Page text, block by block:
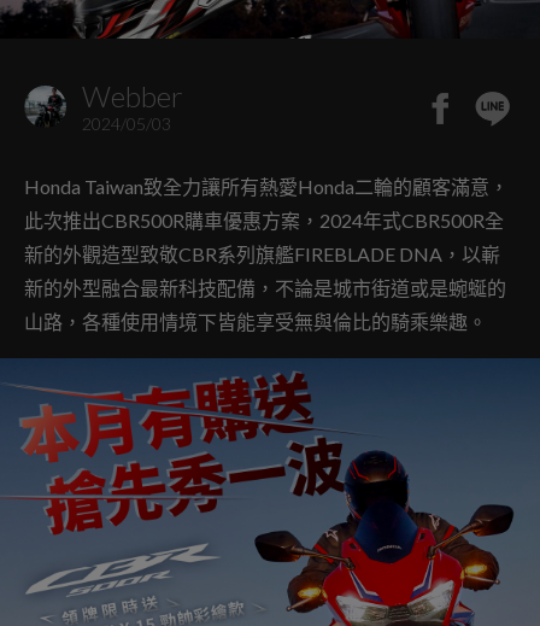
Webber
2024/05/03
Honda Taiwan致全力讓所有熱愛Honda二輪的顧客滿意，
此次推出CBR500R購車優惠方案，2024年式CBR500R全
新的外觀造型致敬CBR系列旗艦FIREBLADE DNA，以嶄
新的外型融合最新科技配備，不論是城市街道或是蜿蜒的
山路，各種使用情境下皆能享受無與倫比的騎乘樂趣。